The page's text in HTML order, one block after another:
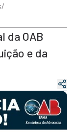
/
da OAB
e da